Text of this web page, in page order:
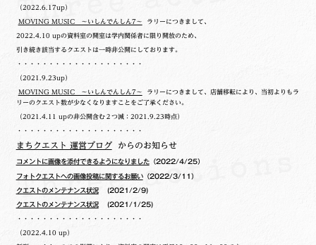
（2022.6.17up）
MOVING MUSIC ～いしんでんしん7～ ラリーにつきまして、
2022.4.10 upの資料室の開室は学内関係者に限り開放のため、
引き続き該当するクエストは一時非公開にしております。
・・・・・・・・・・・・・・・・・・・・
（2021.9.23up）
MOVING MUSIC ～いしんでんしん7～ ラリーにつきまして、店舗移転により、当初よりもラ
リーのクエスト数が少なくなりますことをご了承ください。
（2021.4.11 upの非公開含む２つ減：2021.9.23時点）
・・・・・・・・・・・・・・・・・・・・
まちクエスト 運営ブログからのお知らせ
コメントに画像を添付できるようになりました（2022/4/25）
フォトクエストへの画像投稿に関するお願い（2022/3/11）
クエストのメンテナンス状況(2021/2/9)
クエストのメンテナンス状況(2021/1/25)
・・・・・・・・・・・・・・・・・・・・
（2022.4.10 up）